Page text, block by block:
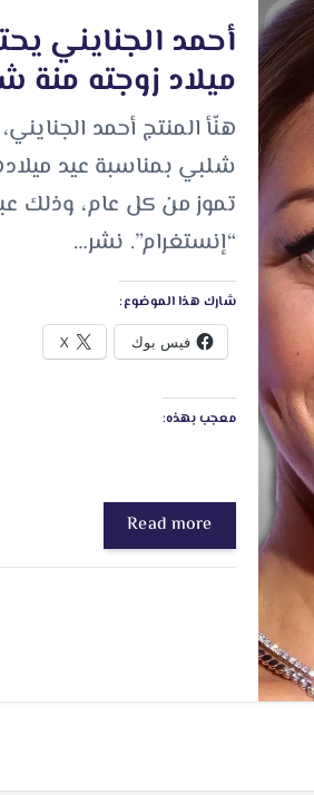
أحمد الجنايني
ميلاد زوجته منة
هنّأ المنتج أحمد
تموز من كل عام، وذلك
“إنستغرام”. نشر…
شارك هذا الموضوع:
فيس بوك X
معجب بهذه:
Read more